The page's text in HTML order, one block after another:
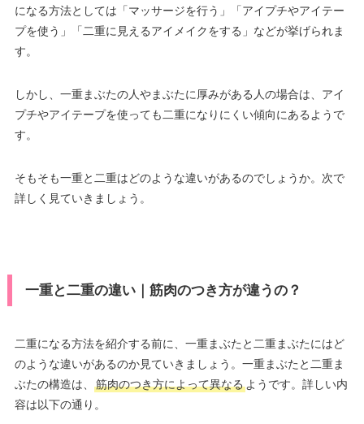
になる方法としては「マッサージを行う」「アイプチやアイテー
プを使う」「二重に見えるアイメイクをする」などが挙げられま
す。
しかし、一重まぶたの人やまぶたに厚みがある人の場合は、アイ
プチやアイテープを使っても二重になりにくい傾向にあるようで
す。
そもそも一重と二重はどのような違いがあるのでしょうか。次で
詳しく見ていきましょう。
一重と二重の違い｜筋肉のつき方が違うの？
二重になる方法を紹介する前に、一重まぶたと二重まぶたにはど
のような違いがあるのか見ていきましょう。一重まぶたと二重ま
ぶたの構造は、
筋肉のつき方によって異なるようです。詳しい内
容は以下の通り。